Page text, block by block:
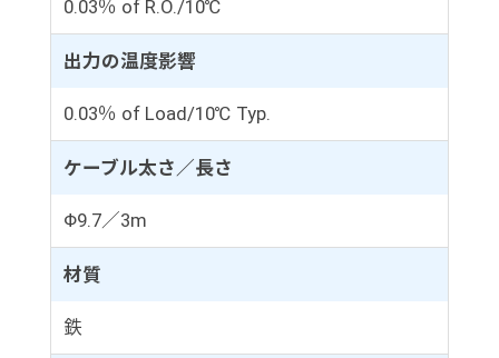
0.03％ of R.O./10℃
出力の温度影響
0.03％ of Load/10℃ Typ.
ケーブル太さ／長さ
Φ9.7／3m
材質
鉄